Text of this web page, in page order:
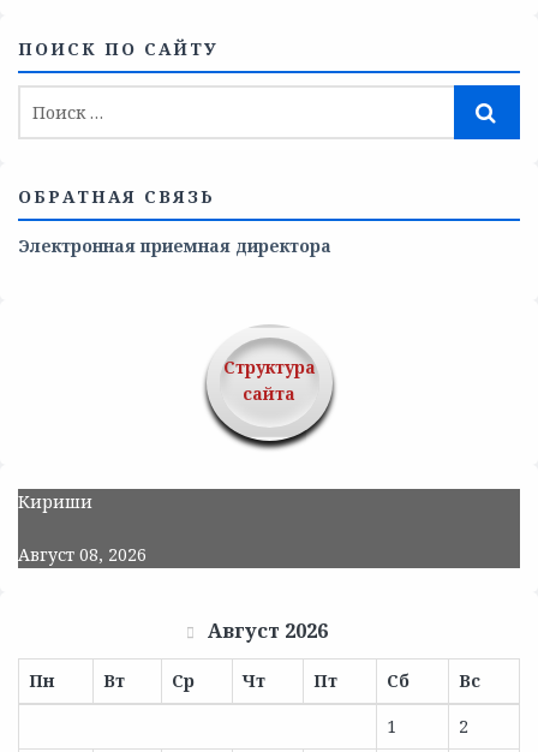
ПОИСК ПО САЙТУ
ОБРАТНАЯ СВЯЗЬ
Электронная приемная директора
Структура
сайта
Кириши
Август 08, 2026
Август 2026
Пн Вт Ср Чт Пт Сб
Вс
1
2